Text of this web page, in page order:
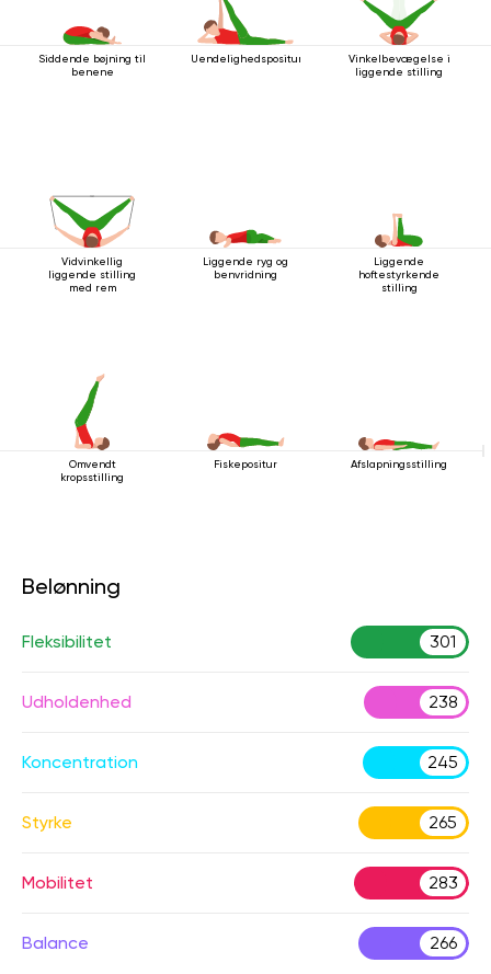
Siddende bøjning til
benene
Uendelighedspositur
Vinkelbevægelse i
liggende stilling
Vidvinkellig
liggende stilling
med rem
Liggende ryg og
benvridning
Liggende
hoftestyrkende
stilling
Omvendt
kropsstilling
Fiskepositur Afslapningsstilling
Belønning
Fleksibilitet 301
Udholdenhed 238
Koncentration 245
Styrke 265
Mobilitet 283
Balance 266